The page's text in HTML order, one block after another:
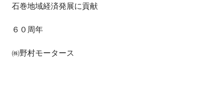
石巻地域経済発展に貢献
６０周年
㈱野村モータース